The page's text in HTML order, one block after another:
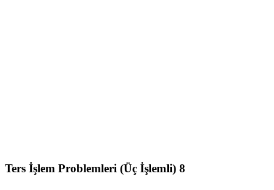
Ters İşlem Problemleri (Üç İşlemli) 8